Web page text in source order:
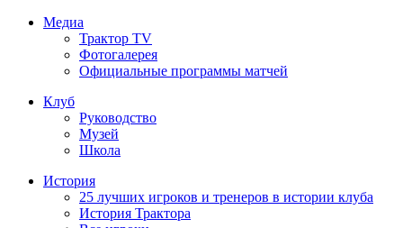
Медиа
Трактор TV
Фотогалерея
Официальные программы матчей
Клуб
Руководство
Музей
Школа
История
25 лучших игроков и тренеров в истории клуба
История Трактора